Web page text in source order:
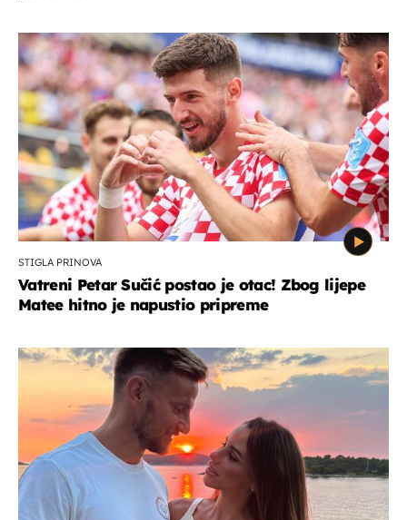
STIGLA PRINOVA
Vatreni Petar Sučić postao je otac! Zbog lijepe
Matee hitno je napustio pripreme